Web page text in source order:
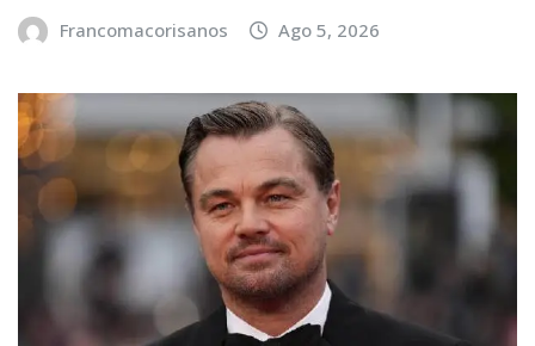
Francomacorisanos Ago 5, 2026